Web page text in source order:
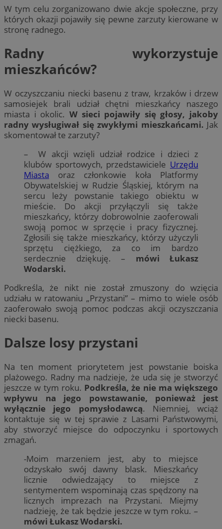
W tym celu zorganizowano dwie akcje społeczne, przy
których okazji pojawiły się pewne zarzuty kierowane w
stronę radnego.
Radny wykorzystuje
mieszkańców?
W oczyszczaniu niecki basenu z traw, krzaków i drzew
samosiejek brali udział chętni mieszkańcy naszego
miasta i okolic. W sieci pojawiły się głosy, jakoby
radny wysługiwał się zwykłymi mieszkańcami. Jak
skomentował te zarzuty?
– W akcji wzięli udział rodzice i dzieci z
klubów sportowych, przedstawiciele Urzędu
Miasta oraz członkowie koła Platformy
Obywatelskiej w Rudzie Śląskiej, którym na
sercu leży powstanie takiego obiektu w
mieście. Do akcji przyłączyli się także
mieszkańcy, którzy dobrowolnie zaoferowali
swoją pomoc w sprzęcie i pracy fizycznej.
Zgłosili się także mieszkańcy, którzy użyczyli
sprzętu ciężkiego, za co im bardzo
serdecznie dziękuję. – mówi Łukasz
Wodarski.
Podkreśla, że nikt nie został zmuszony do wzięcia
udziału w ratowaniu „Przystani” – mimo to wiele osób
zaoferowało swoją pomoc podczas akcji oczyszczania
niecki basenu.
Dalsze losy przystani
Na ten moment priorytetem jest powstanie boiska
plażowego. Radny ma nadzieje, że uda się je stworzyć
jeszcze w tym roku. Podkreśla, że nie ma większego
wpływu na jego powstawanie, ponieważ jest
wyłącznie jego pomysłodawcą. Niemniej, wciąż
kontaktuje się w tej sprawie z Lasami Państwowymi,
aby stworzyć miejsce do odpoczynku i sportowych
zmagań.
-Moim marzeniem jest, aby to miejsce
odzyskało swój dawny blask. Mieszkańcy
licznie odwiedzający to miejsce z
sentymentem wspominają czas spędzony na
licznych imprezach na Przystani. Miejmy
nadzieję, że tak będzie jeszcze w tym roku. –
mówi Łukasz Wodarski.